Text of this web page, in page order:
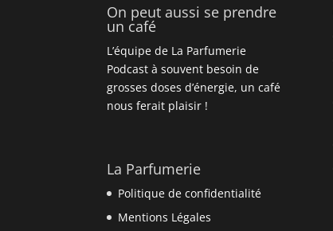
On peut aussi se prendre
un café
L’équipe de La Parfumerie
Podcast à souvent besoin de
grosses doses d’énergie, un café
nous ferait plaisir !
La Parfumerie
Politique de confidentialité
Mentions Légales